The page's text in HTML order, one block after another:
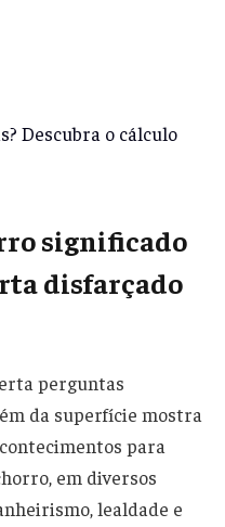
Descubra o cálculo
significado
disfarçado
perguntas
da superfície mostra
para
em diversos
lealdade e